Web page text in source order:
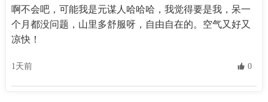
啊不会吧，可能我是元谋人哈哈哈，我觉得要是我，呆一
个月都没问题，山里多舒服呀，自由自在的。空气又好又
凉快！
1天前  0